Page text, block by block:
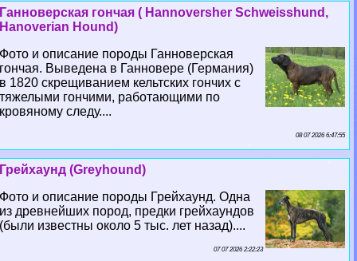
Ганноверская гончая ( Hannoversher Schweisshund,
Hanoverian Hound)
Фото и описание породы Ганноверская
гончая. Выведена в Ганновере (Германия)
в 1820 скрещиванием кельтских гончих с
тяжелыми гончими, работающими по
кровяному следу....
08 07 2026 6:47:55
Грейхаунд (Greyhound)
Фото и описание породы Грейхаунд. Одна
из древнейших пород, предки грейхаундов
(были известны около 5 тыс. лет назад)....
07 07 2026 2:22:23